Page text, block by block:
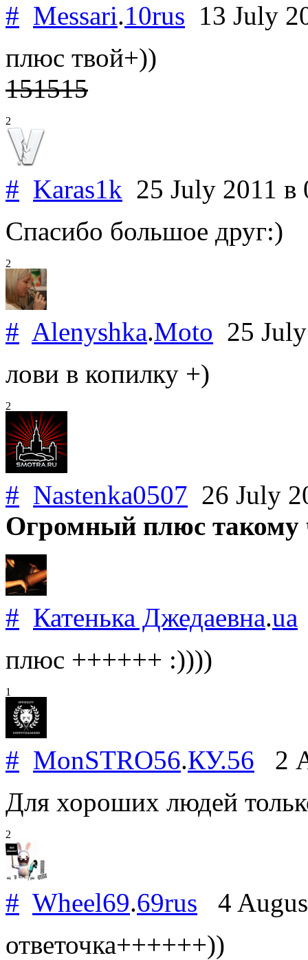
# Messari.10rus 13 July
плюс твой+))
151515
2
# Karas1k 25 July 2011 в
Спасибо большое друг:)
2
# Alenyshka.Moto 25
лови в копилку +)
2
# Nastenka0507 26 July
Огромный плюс такому
# Катенька Джедаевна.ua
плюс ++++++ :))))
1
# MonSTRO56.КУ.56 2
Для хороших людей
2
# Wheel69.69rus 4
ответочка++++++))